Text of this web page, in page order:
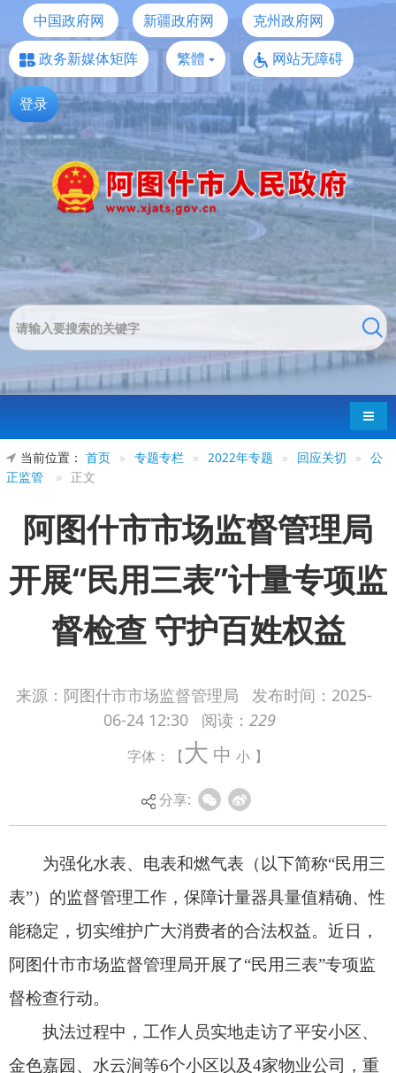
中国政府网 新疆政府网
克州政府网
政务新媒体矩阵
繁體 网站无障碍
登录
导航
当前位置： 首页 » 专题专栏 » 2022年专题 » 回应关切 » 公
正监管
» 正文
阿图什市市场监督管理局
开展“民用三表”计量专项监
督检查 守护百姓权益
来源：阿图什市市场监督管理局 发布时间： 2025-
06-24 12:30
阅读： 229
字体：【大 中 小 】
分享:
为强化水表、电表和燃气表（以下简称“民用三
表”）的监督管理工作，保障计量器具量值精确、性
阿图什市市场监督管理局开展了“民用三表”
执法过程中，工作人员实地走访了平安小区、
金色嘉园、水云涧等6个小区以及4家物业公司，重
否存在超期使用、检验标志是否完整清晰。查看“民
用三表”的产品信息、检定日期及使用时长。
下一步，阿图什市市场监督管理局将持续加大
对辖区内“民用三表”的监督检查力度，督促供水、
供电、供气企业切实履行强制检定计量器具管理责